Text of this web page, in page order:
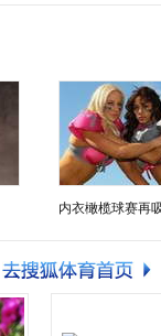
内衣橄榄球赛再